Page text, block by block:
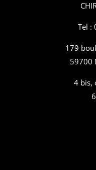
Tel :
179
59700
4 bis,